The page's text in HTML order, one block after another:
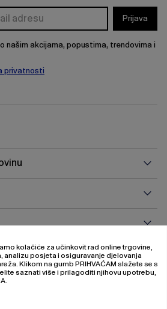
Prijava
našim akcijama, popustima, trendovima i
privatnosti
O
kolačiće za učinkovit rad online trgovine,
posjeta i osiguravanje djelovanja
Klikom na gumb PRIHVAĆAM slažete se s
saznati više i prilagoditi njihovu upotrebu,
.